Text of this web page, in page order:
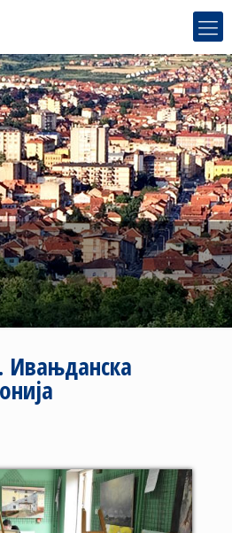
Ивањданска